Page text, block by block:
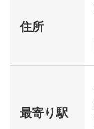
住所
最寄り駅